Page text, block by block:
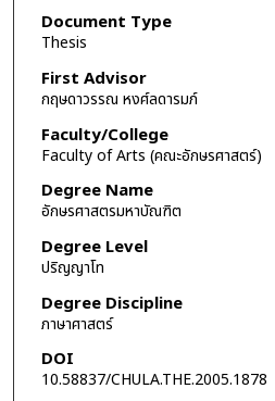
Document Type
Thesis
First Advisor
กฤษดาวรรณ หงศ์ลดารมภ์
Faculty/College
Faculty of Arts (คณะอักษรศาสตร์)
Degree Name
อักษรศาสตรมหาบัณฑิต
Degree Level
ปริญญาโท
Degree Discipline
ภาษาศาสตร์
DOI
10.58837/CHULA.THE.2005.1878